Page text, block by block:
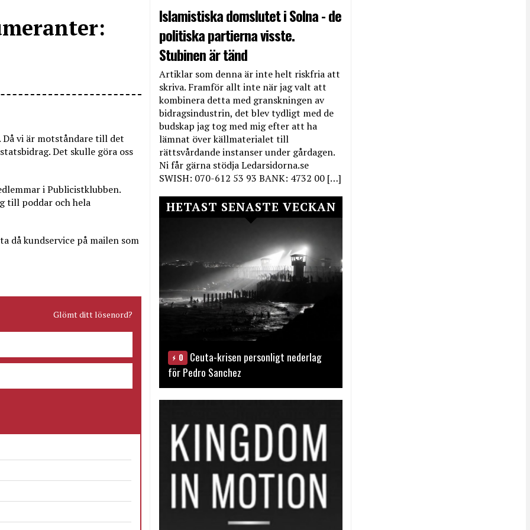
Då vi är motståndare till det
Det skulle göra oss
i Publicistklubben.
till poddar och hela
då kundservice på mailen som
Glömt ditt lösenord?
Islamistiska domslutet i Solna - de
politiska partierna visste.
Stubinen är tänd
Artiklar som denna är inte helt riskfria att
skriva. Framför allt inte när jag valt att
kombinera detta med granskningen av
bidragsindustrin, det blev tydligt med de
budskap jag tog med mig efter att ha
lämnat över källmaterialet till
rättsvårdande instanser under gårdagen.
Ni får gärna stödja Ledarsidorna.se
SWISH: 070-612 53 93 BANK: 4732 00 […]
HETAST SENASTE VECKAN
0
Ceuta-krisen personligt nederlag
för Pedro Sanchez